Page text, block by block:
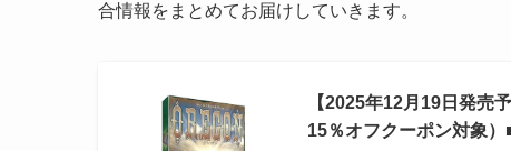
合情報をまとめてお届けしていきます。
【2025年12月19日発
15％オフクーポン対象